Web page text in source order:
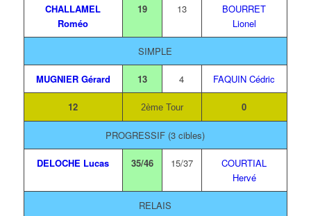
CHALLAMEL
Roméo
19 13
BOURRET
Lionel
SIMPLE
MUGNIER Gérard 13 4 FAQUIN Cédric
12 2ème Tour 0
PROGRESSIF (3 cibles)
DELOCHE Lucas 35/46 15/37
COURTIAL
Hervé
RELAIS